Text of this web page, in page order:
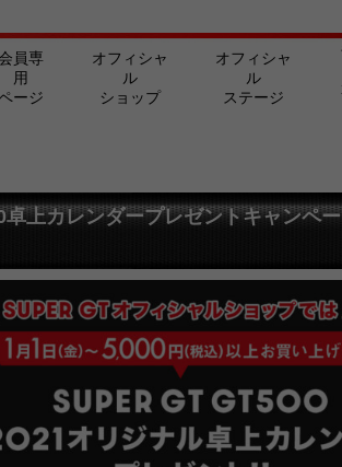
員専
用
ージ
オフィシャ
ル
ショップ
オフィシャ
ル
ステージ
上カレンダープレゼントキャンペ